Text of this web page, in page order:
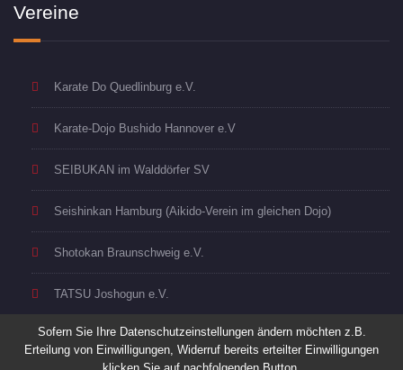
Vereine
Karate Do Quedlinburg e.V.
Karate-Dojo Bushido Hannover e.V
SEIBUKAN im Walddörfer SV
Seishinkan Hamburg (Aikido-Verein im gleichen Dojo)
Shotokan Braunschweig e.V.
TATSU Joshogun e.V.
Sofern Sie Ihre Datenschutzeinstellungen ändern möchten z.B.
Erteilung von Einwilligungen, Widerruf bereits erteilter Einwilligungen